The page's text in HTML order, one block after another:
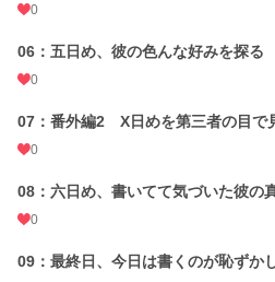
0
06：五日め、彼の色んな好みを探る
0
07：番外編2 X日めを第三者の目で
0
08：六日め、書いてて気づいた彼の
0
09：最終日、今日は書くのが恥ずか